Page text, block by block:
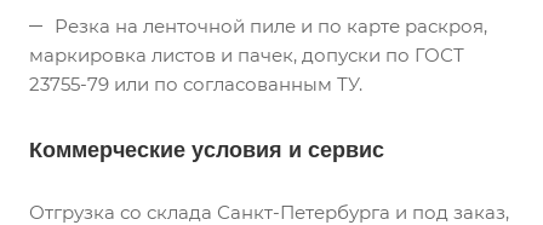
Резка на ленточной пиле и по карте раскроя,
маркировка листов и пачек, допуски по ГОСТ
23755-79 или по согласованным ТУ.
Коммерческие условия и сервис
Отгрузка со склада Санкт-Петербурга и под заказ,